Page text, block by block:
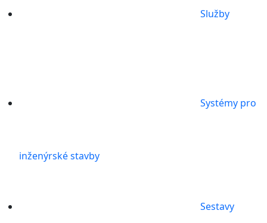
Služby
Systémy pro
inženýrské stavby
Sestavy